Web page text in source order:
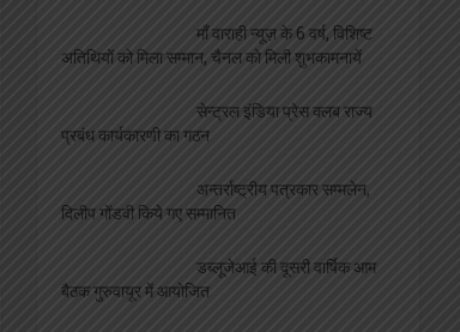
माँ वाराही न्यूज़ के 6 वर्ष, विशिष्ट
अतिथियों को मिला सम्मान, चैनल को मिली शुभकामनायें
सेन्ट्रल इंडिया प्रेस क्लब राज्य
प्रबंध कार्यकारणी का गठन
अन्तर्राष्ट्रीय पत्रकार सम्मलेन,
दिलीप गोंडवी किये गए सम्मानित
डब्लूजेआई की दूसरी वार्षिक आम
बैठक गुरुवायूर में आयोजित